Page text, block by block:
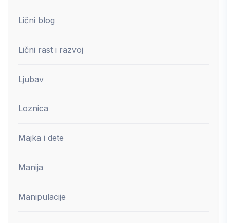
Lični blog
Lični rast i razvoj
Ljubav
Loznica
Majka i dete
Manija
Manipulacije